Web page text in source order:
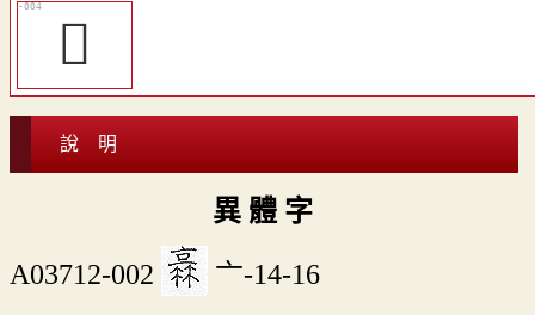
𧜸
說 明
異 體 字
A03712-002 亠-14-16